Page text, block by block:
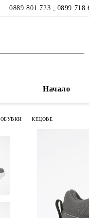
0889 801 723 , 0899 718
Начало
ОБУВКИ КЕЦОВЕ